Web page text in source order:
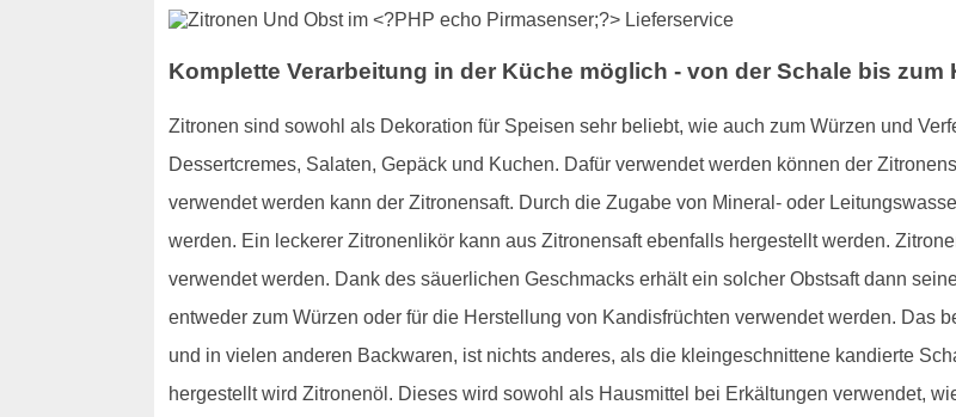
Komplette Verarbeitung in der Küche möglich - von der Schale bis zum
Zitronen sind sowohl als Dekoration für Speisen sehr beliebt, wie auch zum Würzen und
Dessertcremes, Salaten, Gepäck und Kuchen. Dafür verwendet werden können der
verwendet werden kann der Zitronensaft. Durch die Zugabe von Mineral- oder
werden. Ein leckerer Zitronenlikör kann aus Zitronensaft ebenfalls hergestellt werden.
verwendet werden. Dank des säuerlichen Geschmacks erhält ein solcher Obstsaft dann
entweder zum Würzen oder für die Herstellung von Kandisfrüchten verwendet werden. Das
und in vielen anderen Backwaren, ist nichts anderes, als die kleingeschnittene kandierte
hergestellt wird Zitronenöl. Dieses wird sowohl als Hausmittel bei Erkältungen verwendet,